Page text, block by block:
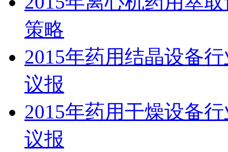
策略
2015年药用结晶设备
议报
2015年药用干燥设备
议报